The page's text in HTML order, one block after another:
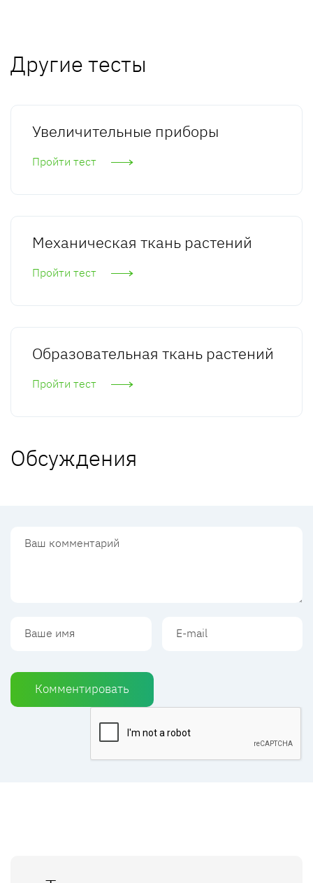
Другие тесты
Увеличительные приборы
Пройти тест
Механическая ткань растений
Пройти тест
Образовательная ткань растений
Пройти тест
Обсуждения
Комментировать